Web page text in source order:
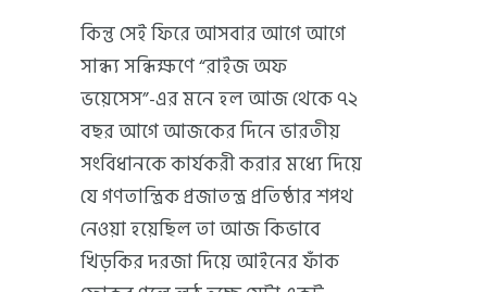
কিন্তু সেই ফিরে আসবার আগে আগে
সান্ধ্য সন্ধিক্ষণে “রাইজ অফ
ভয়েসেস”-এর মনে হল আজ থেকে ৭২
বছর আগে আজকের দিনে ভারতীয়
সংবিধানকে কার্যকরী করার মধ্যে দিয়ে
যে গণতান্ত্রিক প্রজাতন্ত্র প্রতিষ্ঠার শপথ
নেওয়া হয়েছিল তা আজ কিভাবে
খিড়কির দরজা দিয়ে আইনের ফাঁক